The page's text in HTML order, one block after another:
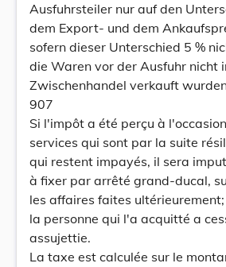
Ausfuhrsteiler nur auf den
dem Export- und dem
sofern dieser Unterschied 5 %
die Waren vor der Ausfuhr nicht
Zwischenhandel verkauft
907
Si l'impôt a été perçu à
services qui sont par la suite
qui restent impayés, il sera
à fixer par arrêté grand-ducal,
les affaires faites
la personne qui l'a acquitté a
assujettie.
La taxe est calculée sur le